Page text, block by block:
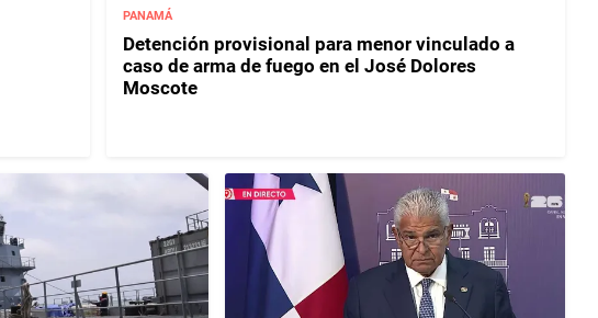
PANAMÁ
Detención provisional para menor vinculado a
caso de arma de fuego en el José Dolores
Moscote